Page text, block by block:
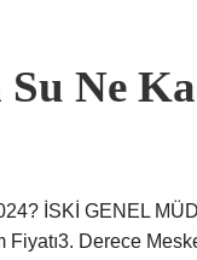
Su Ne
İSKİ GENEL
Fiyatı3. Derece